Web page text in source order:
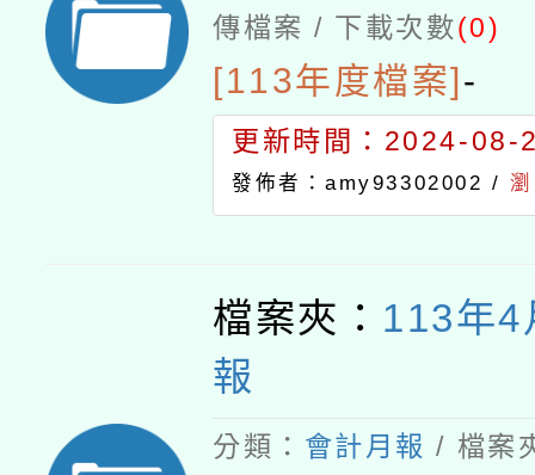
傳檔案 / 下載次數(0)
[113年度檔案]-
更新時間：2024-08-
發佈者：amy93302002 /
檔案夾： 113年4
報
分類： 會計月報 / 檔案